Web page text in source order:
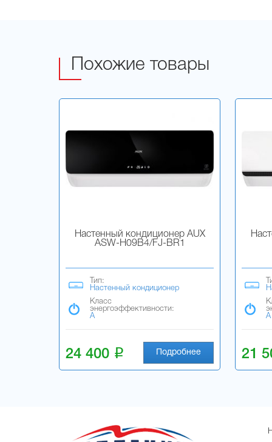
Похожие товары
Настенный кондиционер AUX
ASW-H09B4/FJ-BR1
Тип:
Настенный кондиционер
Класс
энергоэффективности:
A
24 400 i Подробнее
A
21